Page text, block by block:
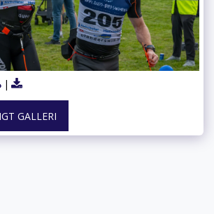
GALLERI